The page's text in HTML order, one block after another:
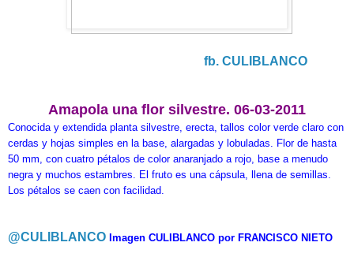
fb. CULIBLANCO
Amapola una flor silvestre. 06-03-2011
Conocida y extendida planta silvestre, erecta, tallos color verde claro con
cerdas y hojas simples en la base, alargadas y lobuladas. Flor de hasta
50 mm, con cuatro pétalos de color anaranjado a rojo, base a menudo
negra y muchos estambres. El fruto es una cápsula, llena de semillas.
Los pétalos se caen con facilidad.
@CULIBLANCO Imagen CULIBLANCO por FRANCISCO NIETO